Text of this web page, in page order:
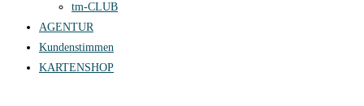
tm-CLUB
AGENTUR
Kundenstimmen
KARTENSHOP